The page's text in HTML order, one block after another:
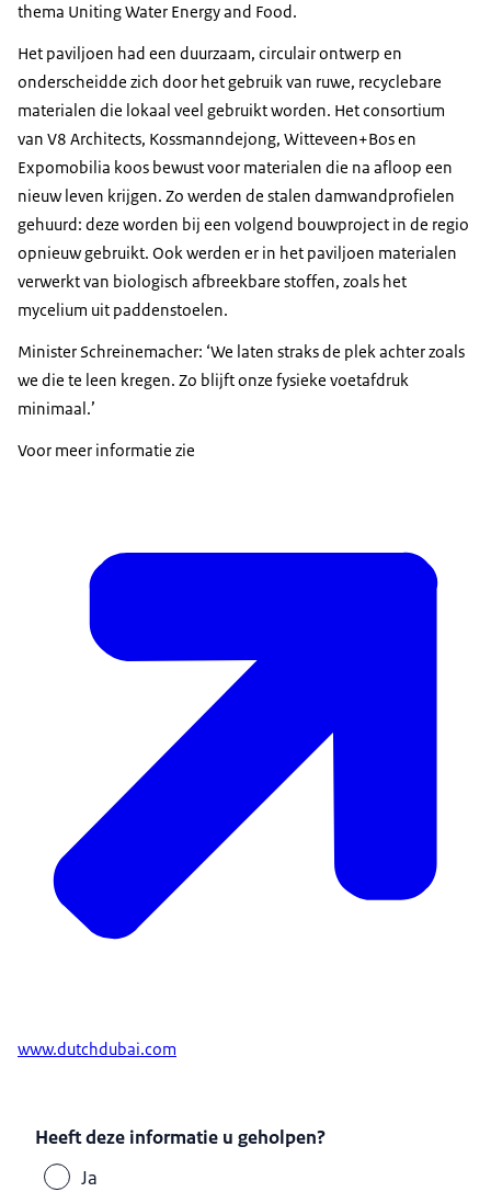
thema Uniting Water Energy and Food.
Het paviljoen had een duurzaam, circulair ontwerp en
onderscheidde zich door het gebruik van ruwe, recyclebare
materialen die lokaal veel gebruikt worden. Het consortium
van V8 Architects, Kossmanndejong, Witteveen+Bos en
Expomobilia koos bewust voor materialen die na afloop een
nieuw leven krijgen. Zo werden de stalen damwandprofielen
gehuurd: deze worden bij een volgend bouwproject in de regio
opnieuw gebruikt. Ook werden er in het paviljoen materialen
verwerkt van biologisch afbreekbare stoffen, zoals het
mycelium uit paddenstoelen.
Minister Schreinemacher: ‘We laten straks de plek achter zoals
we die te leen kregen. Zo blijft onze fysieke voetafdruk
minimaal.’
Voor meer informatie zie
www.dutchdubai.com
Heeft deze informatie u geholpen?
Ja